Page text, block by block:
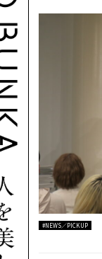
#NEWS／PICKUP